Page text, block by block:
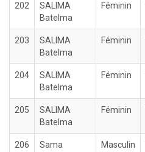
202
SALIMA
Batelma
Féminin
203
SALIMA
Batelma
Féminin
204
SALIMA
Batelma
Féminin
205
SALIMA
Batelma
Féminin
206 Sama Masculin